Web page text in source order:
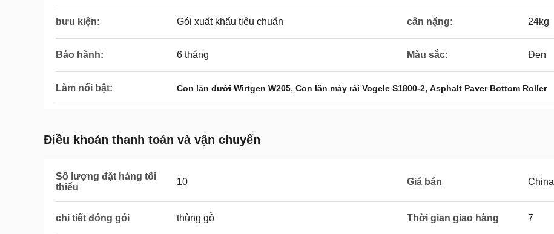
bưu kiện: Gói xuất khẩu tiêu chuẩn cân nặng: 24kg
Bảo hành: 6 tháng Màu sắc: Đen
Làm nổi bật: Con lăn dưới Wirtgen W205, Con lăn máy rải Vogele S1800-2, Asphalt Paver Bottom Roller
Điều khoản thanh toán và vận chuyển
Số lượng đặt hàng tối
thiểu
10 Giá bán China
chi tiết đóng gói thùng gỗ Thời gian giao hàng 7